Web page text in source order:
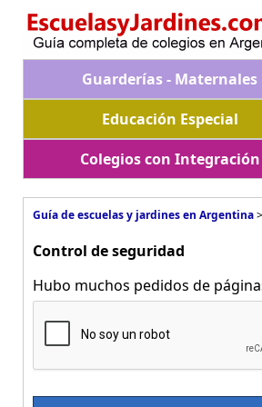
Guarderías - Maternales
Educación Especial
Colegios con Integración
Guía de escuelas y jardines en Argentina>
Control de seguridad
Hubo muchos pedidos de